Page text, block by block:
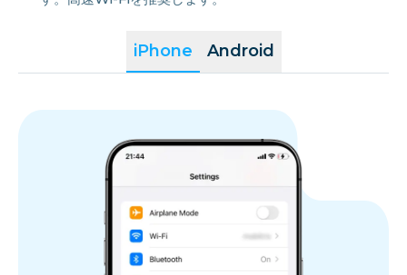
iPhone Android